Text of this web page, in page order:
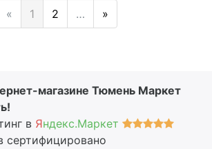
« 1 2 … »
магазине Тюмень Маркет
в Яндекс.Маркет
сертифицировано